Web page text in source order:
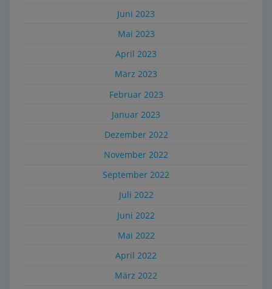
Juni 2023
Mai 2023
April 2023
März 2023
Februar 2023
Januar 2023
Dezember 2022
November 2022
September 2022
Juli 2022
Juni 2022
Mai 2022
April 2022
März 2022